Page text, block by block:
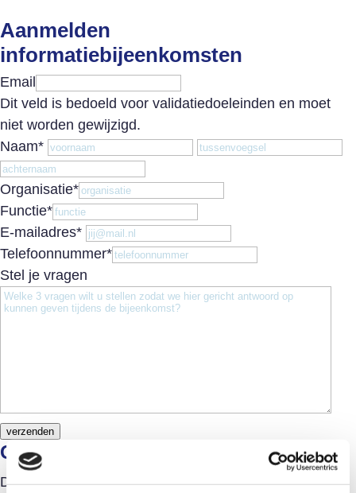
Aanmelden
informatiebijeenkomsten
Email
Dit veld is bedoeld voor validatiedoeleinden en moet
niet worden gewijzigd.
Naam* Voornaam
Organisatie*
Functie*
E-mailadres*
Telefoonnummer*
Stel je vragen
verzenden
Gegevens
Datum: 15-08-2024